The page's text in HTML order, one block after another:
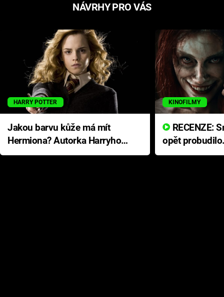
NÁVRHY PRO VÁS
HARRY POTTER
Jakou barvu kůže má mít
Hermiona? Autorka Harryho
Pottera přišla s ráznou
KINOFILMY
opět
přichází s